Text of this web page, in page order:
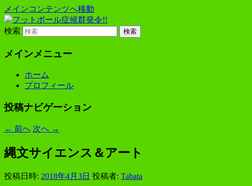
メインコンテンツへ移動
フットボール症候群発令!!
プレーヤー48年・監督30年のおやじが勝手
検索
メインメニュー
ホーム
プロフィール
投稿ナビゲーション
← 前へ 次へ →
縄文サイエンス＆アート
投稿日時: 2018年4月3日 投稿者: Tabata